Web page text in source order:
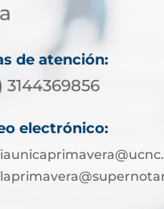
de atención:
3144369856
electrónico: